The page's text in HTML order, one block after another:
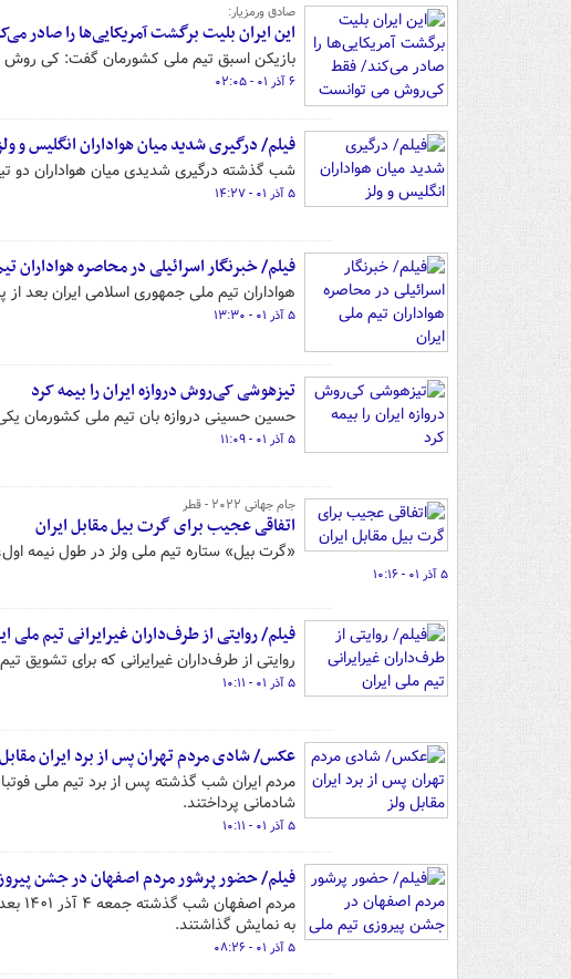
صادق ورمزیار:
این ایران بلیت برگشت آمریکایی‌ها را صادر
بازیکن اسبق تیم ملی کشورمان گفت: کی روش
۶ آذر ۰۱ - ۰۲:۰۵
فیلم/ درگیری شدید میان هواداران انگلیس و
شب گذشته درگیری شدیدی میان هواداران دو
۵ آذر ۰۱ - ۱۴:۲۷
فیلم/ خبرنگار اسرائیلی در محاصره هواداران
هواداران تیم ملی جمهوری اسلامی ایران بعد
۵ آذر ۰۱ - ۱۳:۳۰
تیزهوشی کی‌روش دروازه ایران را بیمه کرد
حسین حسینی دروازه بان تیم ملی کشورمان یکی
۵ آذر ۰۱ - ۱۱:۰۹
جام جهانی ۲۰۲۲ - قطر
اتفاقی عجیب برای گرت بیل مقابل ایران
«گرت بیل» ستاره تیم ملی ولز در طول نیمه
۵ آذر ۰۱ - ۱۰:۱۶
فیلم/ روایتی از طرف‌داران غیرایرانی تیم ملی
روایتی از طرف‌داران غیرایرانی که برای تشویق
۵ آذر ۰۱ - ۱۰:۱۱
عکس/ شادی مردم تهران پس از برد ایران
مردم ایران شب گذشته پس از برد تیم ملی
شادمانی پرداختند.
۵ آذر ۰۱ - ۱۰:۱۱
فیلم/ حضور پرشور مردم اصفهان در جشن
به نمایش گذاشتند.
۵ آذر ۰۱ - ۰۸:۲۶